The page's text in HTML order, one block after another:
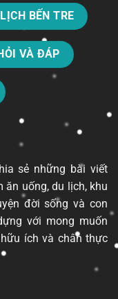
BẾN TRE
VÀ ĐÁP
sẻ những bài viết
uống, du lịch, khu
đời sống và con
với mong muốn
ích và chân thực